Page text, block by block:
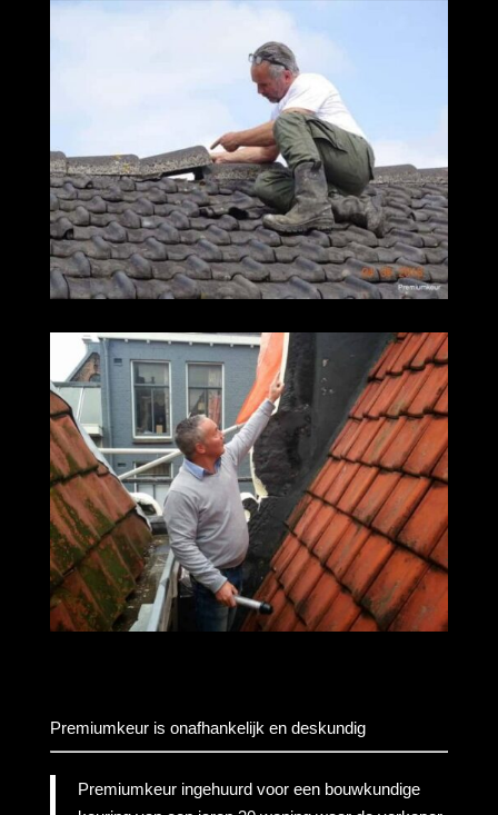
Premiumkeur is onafhankelijk en deskundig
Premiumkeur ingehuurd voor een bouwkundige